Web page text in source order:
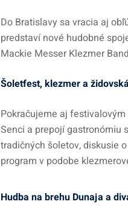
Do Bratislavy sa vracia aj
predstaví nové hudobné
Mackie Messer Klezmer
Šoletfest, klezmer a
Pokračujeme aj
Senci a prepojí gastronómiu
tradičných šoletov, diskusie
program v podobe
Hudba na brehu Dunaja a